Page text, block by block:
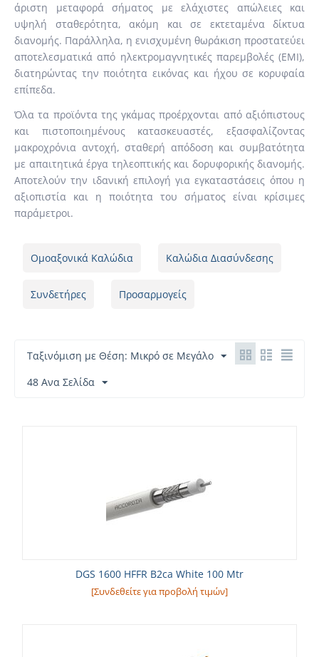
άριστη μεταφορά σήματος με ελάχιστες απώλειες και
υψηλή σταθερότητα, ακόμη και σε εκτεταμένα δίκτυα
διανομής. Παράλληλα, η ενισχυμένη θωράκιση προστατεύει
αποτελεσματικά από ηλεκτρομαγνητικές παρεμβολές (EMI),
διατηρώντας την ποιότητα εικόνας και ήχου σε κορυφαία
επίπεδα.
Όλα τα προϊόντα της γκάμας προέρχονται από αξιόπιστους
και πιστοποιημένους κατασκευαστές, εξασφαλίζοντας
μακροχρόνια αντοχή, σταθερή απόδοση και συμβατότητα
με απαιτητικά έργα τηλεοπτικής και δορυφορικής διανομής.
Αποτελούν την ιδανική επιλογή για εγκαταστάσεις όπου η
αξιοπιστία και η ποιότητα του σήματος είναι κρίσιμες
παράμετροι.
Ομοαξονικά Καλώδια Καλώδια Διασύνδεσης
Συνδετήρες Προσαρμογείς
Ταξινόμιση με Θέση: Μικρό σε Μεγάλο
48 Ανα Σελίδα
DGS 1600 HFFR B2ca White 100 Mtr
[Συνδεθείτε για προβολή τιμών]